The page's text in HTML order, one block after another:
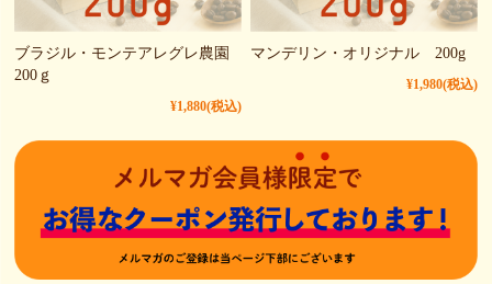
ブラジル・モンテアレグレ農園
200ｇ
¥1,880(税込)
マンデリン・オリジナル 200g
¥1,980(税込)